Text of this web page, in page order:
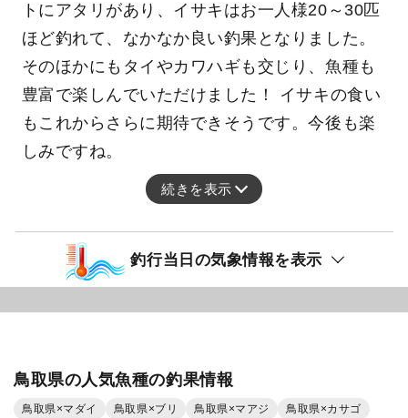
トにアタリがあり、イサキはお一人様20～30匹
ほど釣れて、なかなか良い釣果となりました。
そのほかにもタイやカワハギも交じり、魚種も
豊富で楽しんでいただけました！ イサキの食い
もこれからさらに期待できそうです。今後も楽
しみですね。
続きを表示
釣行当日の気象情報を表示
鳥取県の人気魚種の釣果情報
鳥取県×マダイ 鳥取県×ブリ 鳥取県×マアジ
鳥取県×カサゴ